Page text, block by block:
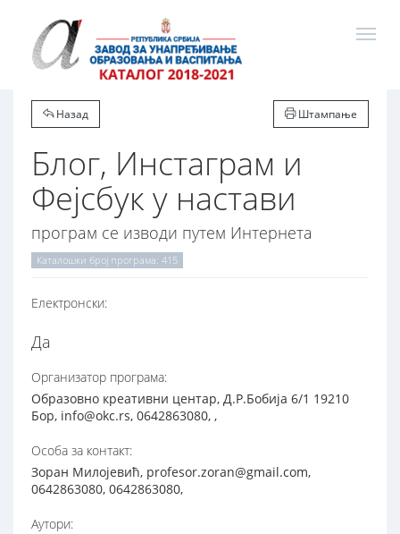
Назад Штампање
Блог, Инстаграм и
Фејсбук у настави
програм се изводи путем Интернета
Каталошки број програма: 415
Електронски:
Да
Организатор програма:
Образовно креативни центар, Д.Р.Бобија 6/1 19210
Бор, info@okc.rs, 0642863080, ,
Особа за контакт:
Зоран Милојевић, profesor.zoran@gmail.com,
0642863080, 0642863080,
Аутори: